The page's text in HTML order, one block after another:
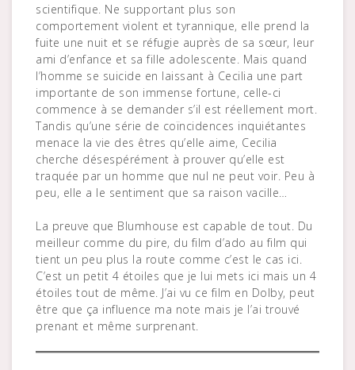
scientifique. Ne supportant plus son
comportement violent et tyrannique, elle prend la
fuite une nuit et se réfugie auprès de sa sœur, leur
ami d’enfance et sa fille adolescente. Mais quand
l’homme se suicide en laissant à Cecilia une part
importante de son immense fortune, celle-ci
commence à se demander s’il est réellement mort.
Tandis qu’une série de coïncidences inquiétantes
menace la vie des êtres qu’elle aime, Cecilia
cherche désespérément à prouver qu’elle est
traquée par un homme que nul ne peut voir. Peu à
peu, elle a le sentiment que sa raison vacille…
La preuve que Blumhouse est capable de tout. Du
meilleur comme du pire, du film d’ado au film qui
tient un peu plus la route comme c’est le cas ici.
C’est un petit 4 étoiles que je lui mets ici mais un 4
étoiles tout de même. J’ai vu ce film en Dolby, peut
être que ça influence ma note mais je l’ai trouvé
prenant et même surprenant.